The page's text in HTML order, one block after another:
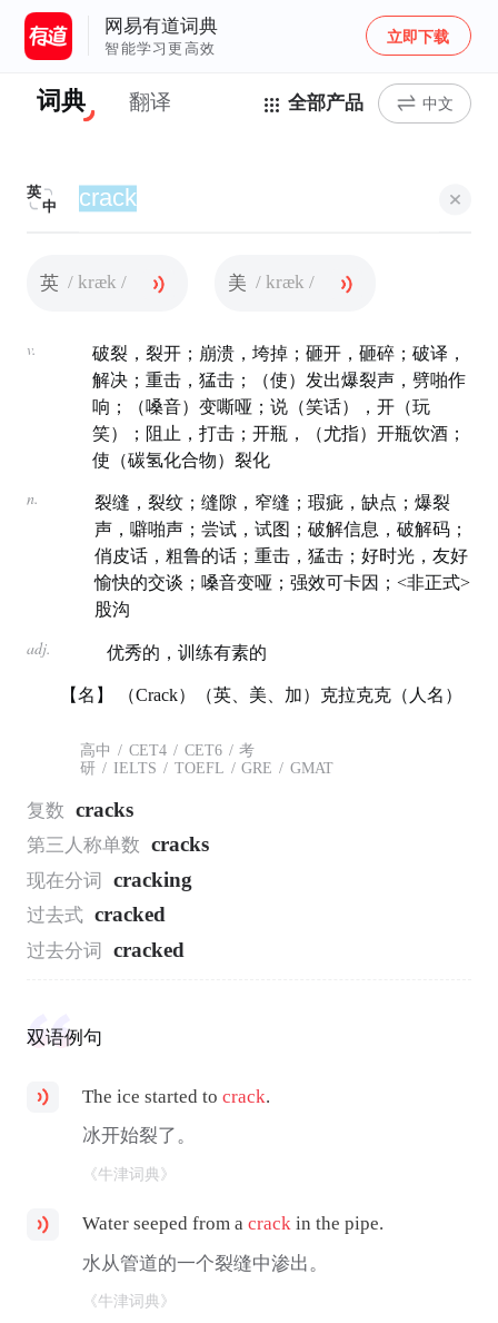
网易有道词典
智能学习更高效
立即下载
词典 翻译 全部产品 中文
英
中
英 / kræk / 美 / kræk /
v.
破裂，裂开；崩溃，垮掉；砸开，砸碎；破译，
解决；重击，猛击；（使）发出爆裂声，劈啪作
响；（嗓音）变嘶哑；说（笑话），开（玩
笑）；阻止，打击；开瓶，（尤指）开瓶饮酒；
使（碳氢化合物）裂化
n.
裂缝，裂纹；缝隙，窄缝；瑕疵，缺点；爆裂
声，噼啪声；尝试，试图；破解信息，破解码；
俏皮话，粗鲁的话；重击，猛击；好时光，友好
愉快的交谈；嗓音变哑；强效可卡因；<非正式>
股沟
adj. 优秀的，训练有素的
【名】 （Crack）（英、美、加）克拉克克（人名）
高中 / CET4 / CET6 / 考
研 / IELTS / TOEFL / GRE / GMAT
复数 cracks
第三人称单数 cracks
现在分词 cracking
过去式 cracked
过去分词 cracked
双语例句
The ice started tocrack.
冰开始裂了。
《牛津词典》
Water seeped from acrack in the pipe.
水从管道的一个裂缝中渗出。
《牛津词典》